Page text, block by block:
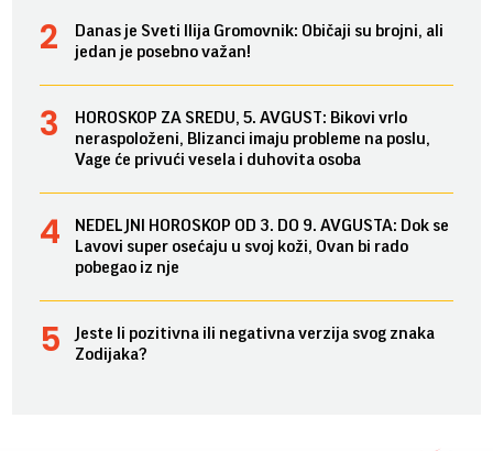
Danas je Sveti Ilija Gromovnik: Običaji su brojni, ali
jedan je posebno važan!
HOROSKOP ZA SREDU, 5. AVGUST: Bikovi vrlo
neraspoloženi, Blizanci imaju probleme na poslu,
Vage će privući vesela i duhovita osoba
NEDELJNI HOROSKOP OD 3. DO 9. AVGUSTA: Dok se
Lavovi super osećaju u svoj koži, Ovan bi rado
pobegao iz nje
Jeste li pozitivna ili negativna verzija svog znaka
Zodijaka?